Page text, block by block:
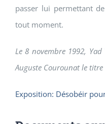
passer lui permettant
tout moment.
Le 8 novembre 1992,
Auguste Courounat le titre
Exposition: Désobéir